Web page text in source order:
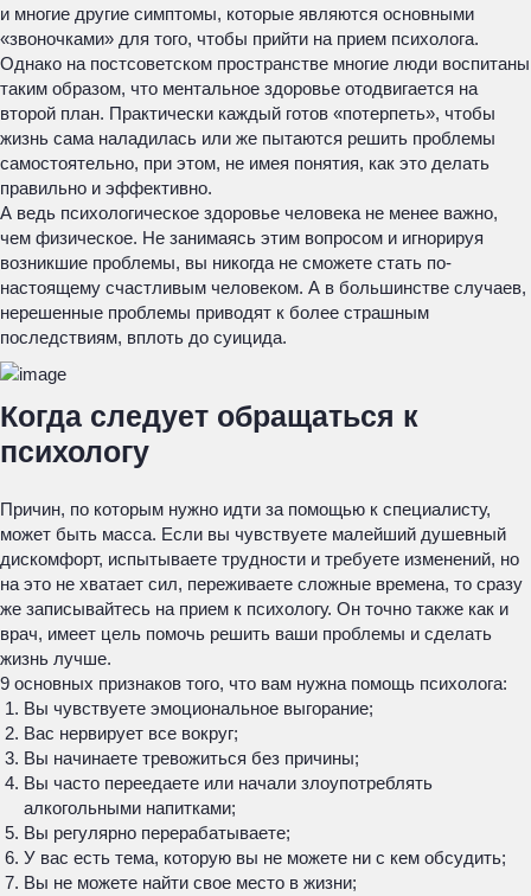
и многие другие симптомы, которые являются основными
«звоночками» для того, чтобы прийти на прием психолога.
Однако на постсоветском пространстве многие люди воспитаны
таким образом, что ментальное здоровье отодвигается на
второй план. Практически каждый готов «потерпеть», чтобы
жизнь сама наладилась или же пытаются решить проблемы
самостоятельно, при этом, не имея понятия, как это делать
правильно и эффективно.
А ведь психологическое здоровье человека не менее важно,
чем физическое. Не занимаясь этим вопросом и игнорируя
возникшие проблемы, вы никогда не сможете стать по-
настоящему счастливым человеком. А в большинстве случаев,
нерешенные проблемы приводят к более страшным
последствиям, вплоть до суицида.
Когда следует обращаться к
психологу
Причин, по которым нужно идти за помощью к специалисту,
может быть масса. Если вы чувствуете малейший душевный
дискомфорт, испытываете трудности и требуете изменений, но
на это не хватает сил, переживаете сложные времена, то сразу
же записывайтесь на прием к психологу. Он точно также как и
врач, имеет цель помочь решить ваши проблемы и сделать
жизнь лучше.
9 основных признаков того, что вам нужна помощь психолога:
Вы чувствуете эмоциональное выгорание;
Вас нервирует все вокруг;
Вы начинаете тревожиться без причины;
Вы часто переедаете или начали злоупотреблять
алкогольными напитками;
Вы регулярно перерабатываете;
У вас есть тема, которую вы не можете ни с кем обсудить;
Вы не можете найти свое место в жизни;